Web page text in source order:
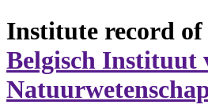
Institute record of
Belgisch Instituut